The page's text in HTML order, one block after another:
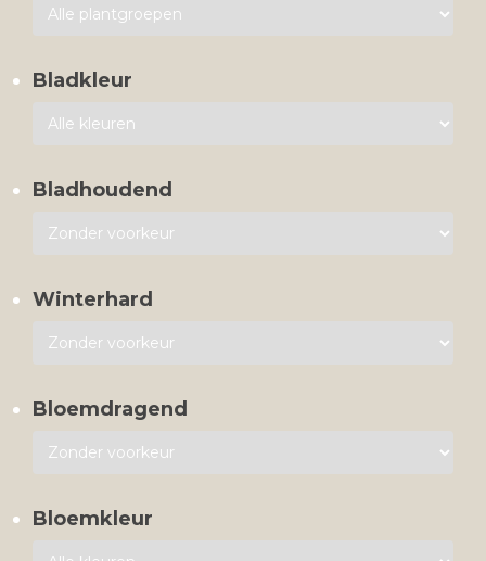
Bladkleur
Bladhoudend
Winterhard
Bloemdragend
Bloemkleur